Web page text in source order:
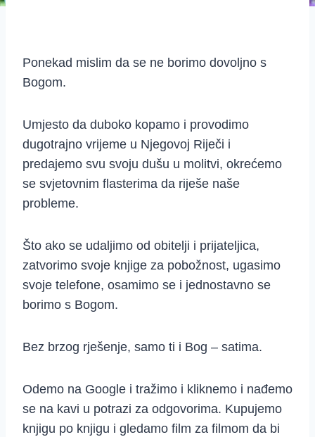
Ponekad mislim da se ne borimo dovoljno s
Bogom.
Umjesto da duboko kopamo i provodimo
dugotrajno vrijeme u Njegovoj Riječi i
predajemo svu svoju dušu u molitvi, okrećemo
se svjetovnim flasterima da riješe naše
probleme.
Što ako se udaljimo od obitelji i prijateljica,
zatvorimo svoje knjige za pobožnost, ugasimo
svoje telefone, osamimo se i jednostavno se
borimo s Bogom.
Bez brzog rješenje, samo ti i Bog – satima.
Odemo na Google i tražimo i kliknemo i nađemo
se na kavi u potrazi za odgovorima. Kupujemo
knjigu po knjigu i gledamo film za filmom da bi